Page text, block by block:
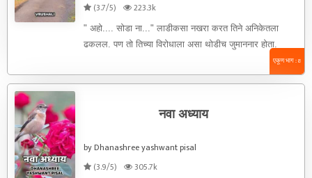
(3.7/5)
223.3k
" अहो.... सोडा ना..." लाडीकसा नखरा करत तिने अनिकेतला
ढकलल. पण तो तिच्या विरोधाला असा थोडीच जुमाननार होता.
एकूण भाग : 8
नवा अध्याय
by Dhanashree yashwant pisal
(3.9/5)
305.7k